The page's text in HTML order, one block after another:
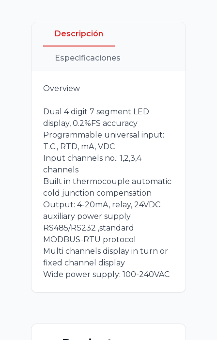
Descripción
Especificaciones
Overview
Dual 4 digit 7 segment LED
display, 0.2%FS accuracy
Programmable universal input:
T.C., RTD, mA, VDC
Input channels no.: 1,2,3,4
channels
Built in thermocouple automatic
cold junction compensation
Output: 4-20mA, relay, 24VDC
auxiliary power supply
RS485/RS232 ,standard
MODBUS-RTU protocol
Multi channels display in turn or
fixed channel display
Wide power supply: 100-240VAC